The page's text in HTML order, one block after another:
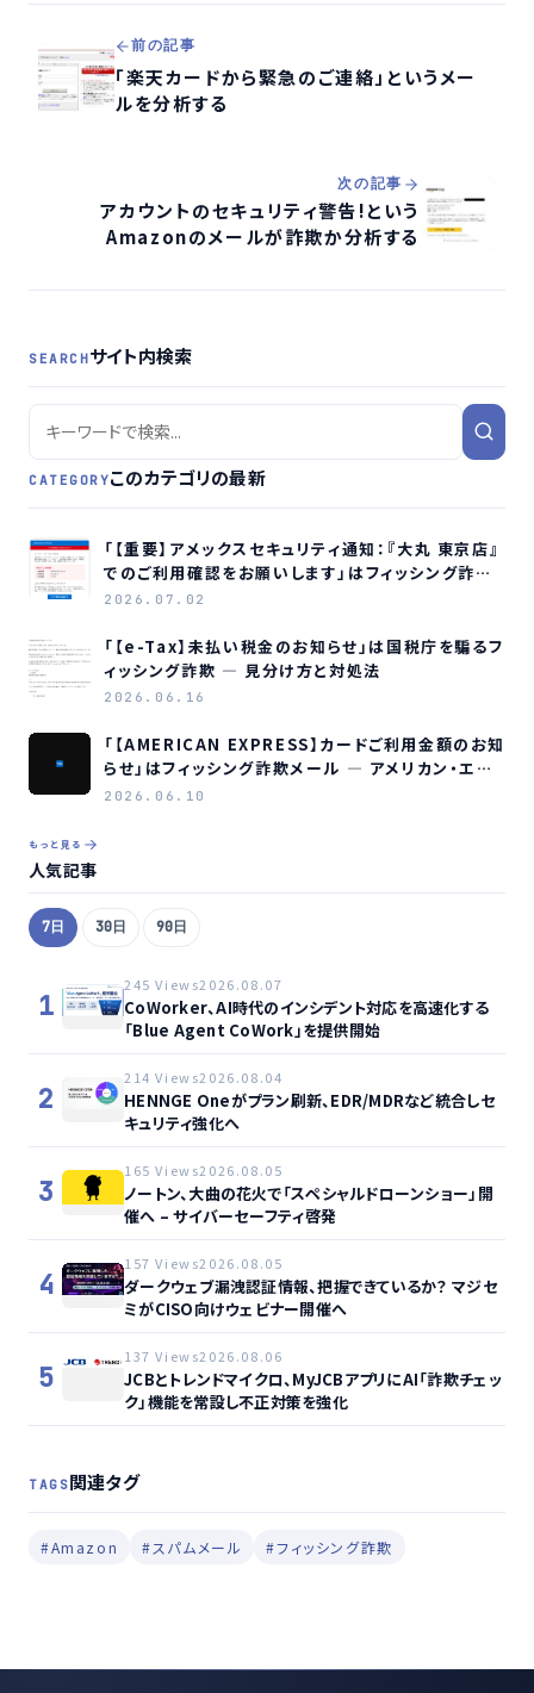
前の記事
「楽天カードから緊急のご連絡」というメー
ルを分析する
次の記事
アカウントのセキュリティ警告!という
Amazonのメールが詐欺か分析する
SEARCHサイト内検索
CATEGORYこのカテゴリの最新
「【重要】アメックスセキュリティ通知：『大丸 東京店』
でのご利用確認をお願いします」はフィッシング詐欺
メールです
2026.07.02
「【e-Tax】未払い税金のお知らせ」は国税庁を騙るフ
ィッシング詐欺 ― 見分け方と対処法
2026.06.16
「【AMERICAN EXPRESS】カードご利用金額のお知
らせ」はフィッシング詐欺メール ― アメリカン・エキ
スプレスを装う偽メールの見分け方
2026.06.10
もっと見る
人気記事
7日 30日 90日
1
245 Views2026.08.07
CoWorker、AI時代のインシデント対応を高速化する
「Blue Agent CoWork」を提供開始
2
214 Views2026.08.04
HENNGE Oneがプラン刷新、EDR/MDRなど統合しセ
キュリティ強化へ
3
165 Views2026.08.05
ノートン、大曲の花火で「スペシャルドローンショー」開
催へ – サイバーセーフティ啓発
4
157 Views2026.08.05
ダークウェブ漏洩認証情報、把握できているか？ マジセ
ミがCISO向けウェビナー開催へ
5
137 Views2026.08.06
JCBとトレンドマイクロ、MyJCBアプリにAI「詐欺チェッ
ク」機能を常設し不正対策を強化
TAGS関連タグ
#Amazon #スパムメール #フィッシング詐欺